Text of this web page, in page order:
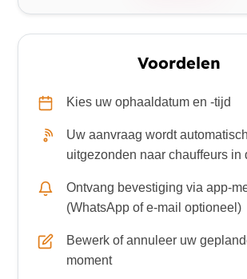
Voordelen
Kies uw ophaaldatum en -tijd
Uw aanvraag wordt automatisch
uitgezonden naar chauffeurs in
Ontvang bevestiging via app-
(WhatsApp of e-mail optioneel)
Bewerk of annuleer uw
moment